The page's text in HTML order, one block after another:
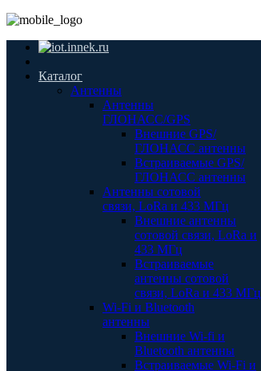
Каталог
Антенны
Антенны
ГЛОНАСС/GPS
Внешние GPS/
ГЛОНАСС антенны
Встраиваемые GPS/
ГЛОНАСС антенны
Антенны сотовой
связи, LoRa и 433 МГц
Внешние антенны
сотовой связи, LoRa и
433 МГц
Встраиваемые
антенны сотовой
связи, LoRa и 433 МГц
Wi-Fi и Bluetooth
антенны
Внешние Wi-fi и
Bluetooth антенны
Встраиваемые Wi-Fi и